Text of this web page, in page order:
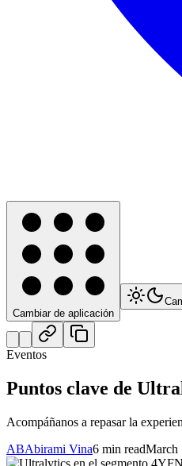
Cambiar de aplicación
Eventos
Puntos clave de
Acompáñanos a repasar la
ABAbirami Vina6 min readMarch